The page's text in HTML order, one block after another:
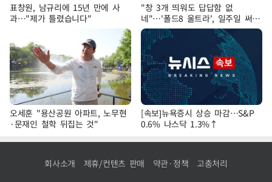
표창원, 남규리에 15년 만에 사
과…"제가 틀렸습니다"
"창 3개 띄워도 답답함 없
네"…'폴드8 울트라', 일주일 써보
니
오세훈 "용산공원 아파트, 노무현
·문재인 철학 뒤집는 것"
[속보]뉴욕증시 상승 마감…S&P
0.6% 나스닥 1.3%↑
회사소개 제휴/컨텐츠 판매 약관·정책 고충처리